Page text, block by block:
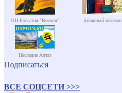
ИЦ Россазия "Восход" Книжный магазин
Наследие Алтая
Подписаться
ВСЕ СОЦСЕТИ >>>